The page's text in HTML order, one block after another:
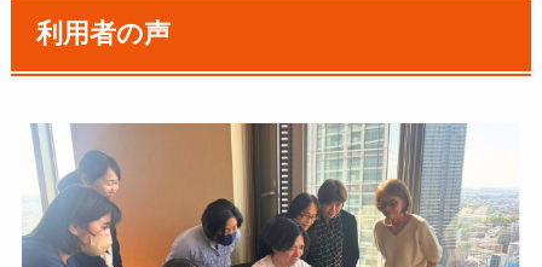
利用者の声